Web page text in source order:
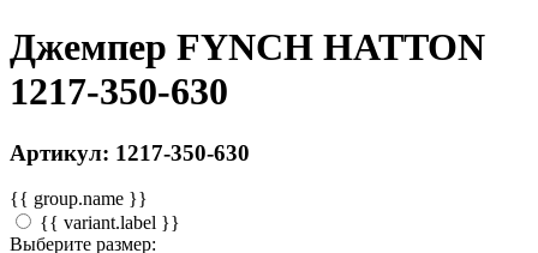
Джемпер FYNCH HATTON
1217-350-630
Артикул: 1217-350-630
{{ group.name }}
{{ variant.label }}
Выберите размер: